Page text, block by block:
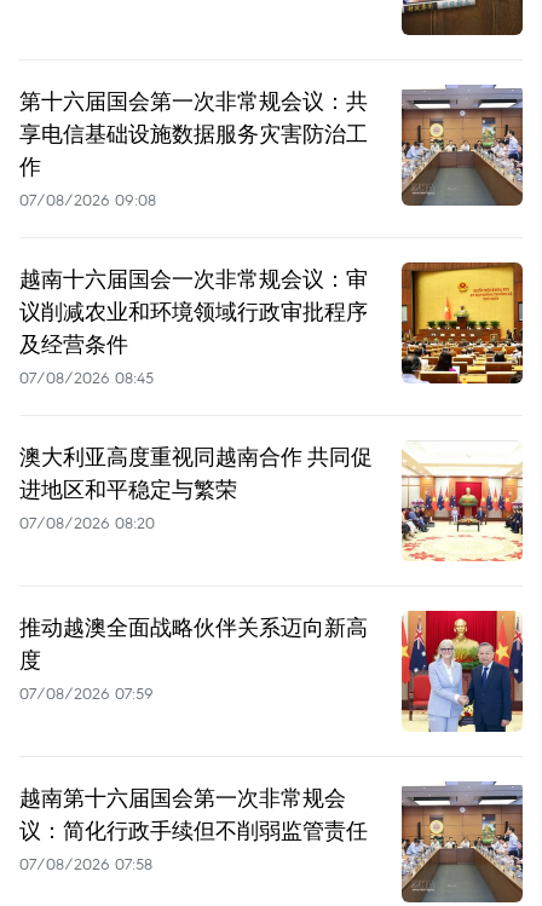
第十六届国会第一次非常规会议：共
享电信基础设施数据服务灾害防治工
作
07/08/2026 09:08
越南十六届国会一次非常规会议：审
议削减农业和环境领域行政审批程序
及经营条件
07/08/2026 08:45
澳大利亚高度重视同越南合作 共同促
进地区和平稳定与繁荣
07/08/2026 08:20
推动越澳全面战略伙伴关系迈向新高
度
07/08/2026 07:59
越南第十六届国会第一次非常规会
议：简化行政手续但不削弱监管责任
07/08/2026 07:58